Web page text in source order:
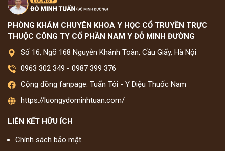
PHÒNG KHÁM CHUYÊN KHOA Y HỌC CỔ TRUYỀN TRỰC
THUỘC CÔNG TY CỔ PHẦN NAM Y ĐỖ MINH ĐƯỜNG
Số 16, Ngõ 168 Nguyễn Khánh Toàn, Cầu Giấy, Hà Nội
0963 302 349 - 0987 399 376
Cộng đồng fanpage: Tuấn Tôi - Y Diệu Thuốc Nam
https://luongydominhtuan.com/
LIÊN KẾT HỮU ÍCH
Chính sách bảo mật